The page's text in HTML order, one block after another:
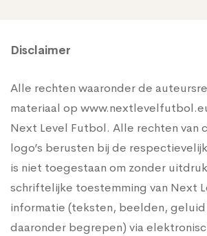
DISCLAIMER
Disclaimer
Alle rechten waaronder de
materiaal op
Next Level Futbol. Alle rechten van
logo’s berusten bij de
is niet toegestaan om zonder
schriftelijke toestemming van Next
informatie (teksten, beelden,
daaronder begrepen) via